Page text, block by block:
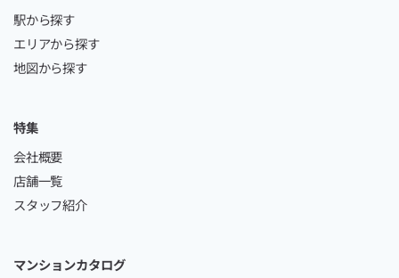
駅から探す
エリアから探す
地図から探す
特集
会社概要
店舗一覧
スタッフ紹介
マンションカタログ